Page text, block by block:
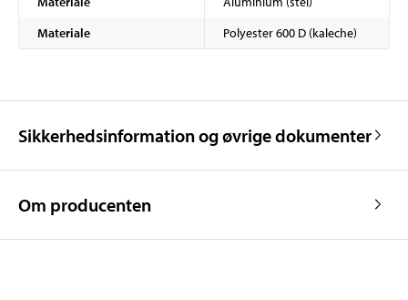
Materiale
Polyester 600 D (kaleche)
Sikkerhedsinformation og øvrige dokumenter
Om producenten